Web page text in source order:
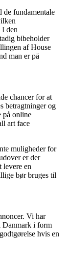
de fundamentale
I den
bibeholder
af House
man er på
chancer for at
betragtninger og
på online
art face
muligheder for
er der
levere en
bør bruges til
Vi har
Danmark i form
hvis en